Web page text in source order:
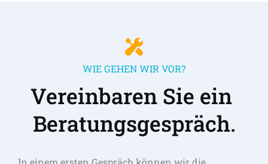
WIE GEHEN WIR VOR?
Vereinbaren Sie ein
Beratungsgespräch.